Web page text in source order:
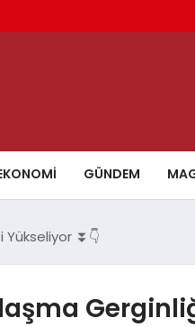
GÜNDEM
⏬👇